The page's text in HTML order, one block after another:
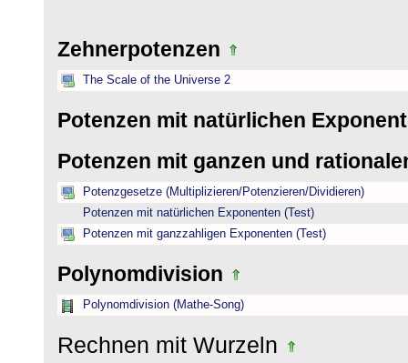
Zehnerpotenzen
The Scale of the Universe 2
Potenzen mit natürlichen
Potenzen mit ganzen und
Potenzgesetze (Multiplizieren/Potenzieren/Dividieren)
Potenzen mit natürlichen Exponenten (Test)
Potenzen mit ganzzahligen Exponenten (Test)
Polynomdivision
Polynomdivision (Mathe-Song)
Rechnen mit Wurzeln